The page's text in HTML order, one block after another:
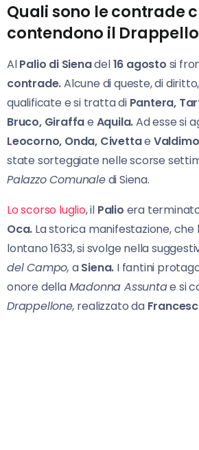
Quali sono le contrade
contendono il
AlPalio di Sienadel16 agosto si
contrade.Alcune di queste, di
qualificate e si tratta di Pantera,
Bruco, Giraffae Aquila.Ad esse si
Leocorno, Onda, Civettae
state sorteggiate nelle scorse
Palazzo Comunaledi Siena.
Lo scorso luglio, il Palio era
Oca. La storica manifestazione,
lontano 1633, si svolge nella
del Campo, aSiena. I fantini
onore dellaMadonna Assuntae si
Drappellone, realizzato da